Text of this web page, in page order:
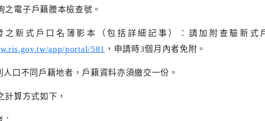
之電子戶籍謄本檢查號。
之新式戶口名簿影本（包括詳細記事） ： 請加附查驗新式
app/portal/581 ，申請時3個月內者免附。
人口不同戶籍地者，戶籍資料亦須繳交一份。
計算方式如下，